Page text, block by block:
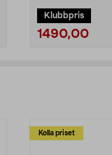
Klubbpris
1490,00
Kolla priset